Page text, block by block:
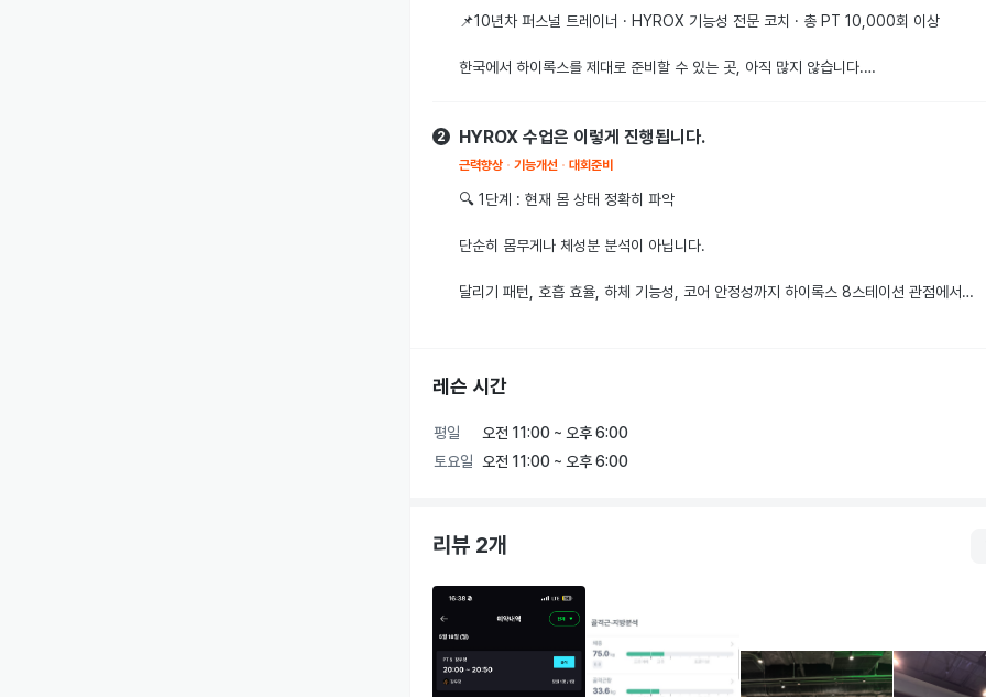
- 복층 구조 압도적인 층고와 개방감
- 호텔급 사우나 / 평일 3시간, 주말 4시간 주차 지원
📌10년차 퍼스널 트레이너 · HYROX 기능성 전문 코치 · 총 PT 10,000회 이상
한국에서 하이록스를 제대로 준비할 수 있는 곳, 아직 많지 않습니다.
두 훈련을 과학적으로 결합해 프로그래밍하는 곳은 국내에 거의 없습니다.
Adam 의 지도 아래 훈련 방법론을 직접 배우고 있습니다.
한국인 중 이 프로그램을 이수 중인 사람은 저 혼자입니다.
동양인 체형에 맞게 재설계해서 전달합니다.
교과서가 아닌 현장에서 쌓은 데이터입니다.
가르치는 것과 직접 하는 것은 다릅니다. 저는 둘 다 합니다.
2 HYROX 수업은 이렇게 진행됩니다.
근력향상 기능개선 대회준비
🔍 1단계 : 현재 몸 상태 정확히 파악
단순히 몸무게나 체성분 분석이 아닙니다.
달리기 패턴, 호흡 효율, 하체 기능성, 코어 안정성까지 하이록스 8스테이션 관점에서
웨이트로 쌓은 근력을 하이록스에서 쓸 수 있게 전환합니다. 근력이 있어도 유산소 피로
상태에서 발휘 못 하면 의미 없습니다. 두 자극을 동시에 견디는 몸을 만듭니다.
이동 효율을 만드는 훈련입니다.
③ 코어 강화
상하체를 연결하는 코어 없이는 후반 스테이션에서 폼이 무너집니다. 안정성과 강성을
동시에 훈련합니다.
④ 단축성(Concentric) 훈련
레슨 시간
평일
오전 11:00 ~ 오후 6:00
토요일 오전 11:00 ~ 오후 6:00
리뷰 2개